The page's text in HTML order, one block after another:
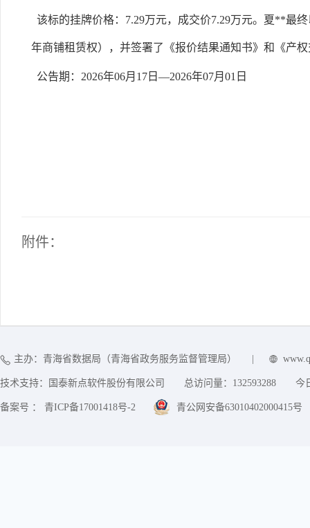
该标的挂牌价格：7.29万元，成交价7.29万元。夏**最
年商铺租赁权），并签署了《报价结果通知书》和《产
公告期：2026年06月17日—2026年07月01日
附件：
主办：青海省数据局（青海省政务服务监督管理局）
技术支持：国泰新点软件股份有限公司 总访问量： 132593288 今
备案号 ： 青ICP备17001418号-2 青公网安备63010402000415号